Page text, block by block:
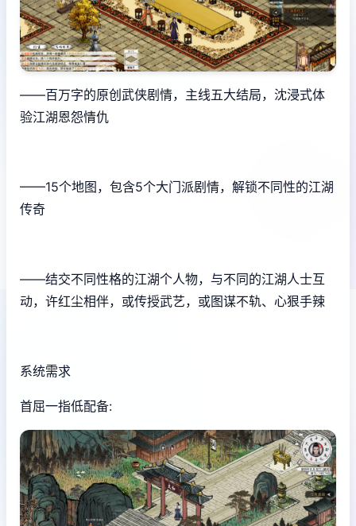
——百万字的原创武侠剧情，主线五大结局，沈浸式体
验江湖恩怨情仇
——15个地图，包含5个大门派剧情，解锁不同性的江湖
传奇
——结交不同性格的江湖个人物，与不同的江湖人士互
动，许红尘相伴，或传授武艺，或图谋不轨、心狠手辣
系统需求
首屈一指低配备: